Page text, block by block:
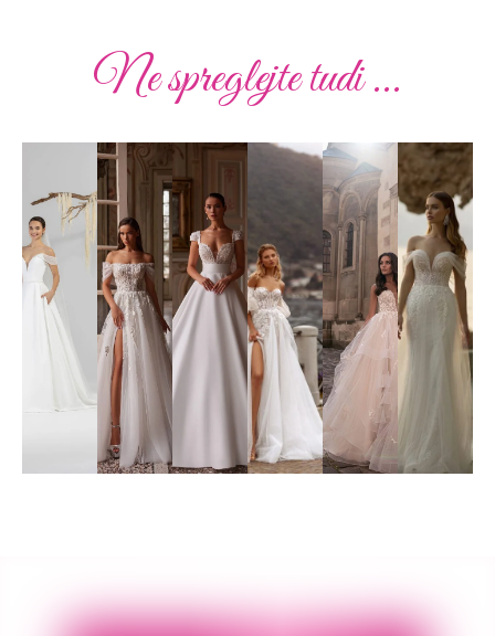
Ne spreglejte tudi ...
Poročna
obleka
Poglej
Poročna
obleka
01
Poglej
Poročna
obleka
02
Poročna
obleka
010
Poglej
več
Poročna
obleka
51
Poglej
Poročna
obleka